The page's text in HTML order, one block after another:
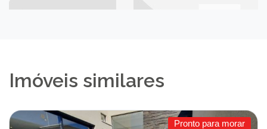
Imóveis similares
Pronto para morar